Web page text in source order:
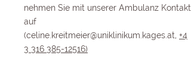
nehmen Sie mit unserer Ambulanz Kontakt
auf
(celine.kreitmeier@uniklinikum.kages.at, +4
3 316 385-12516)